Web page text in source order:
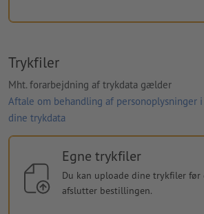
Trykfiler
Mht. forarbejdning af trykdata gælder
Aftale om behandling af personoplysninger
dine trykdata
Egne trykfiler
Du kan uploade dine trykfiler før
afslutter bestillingen.